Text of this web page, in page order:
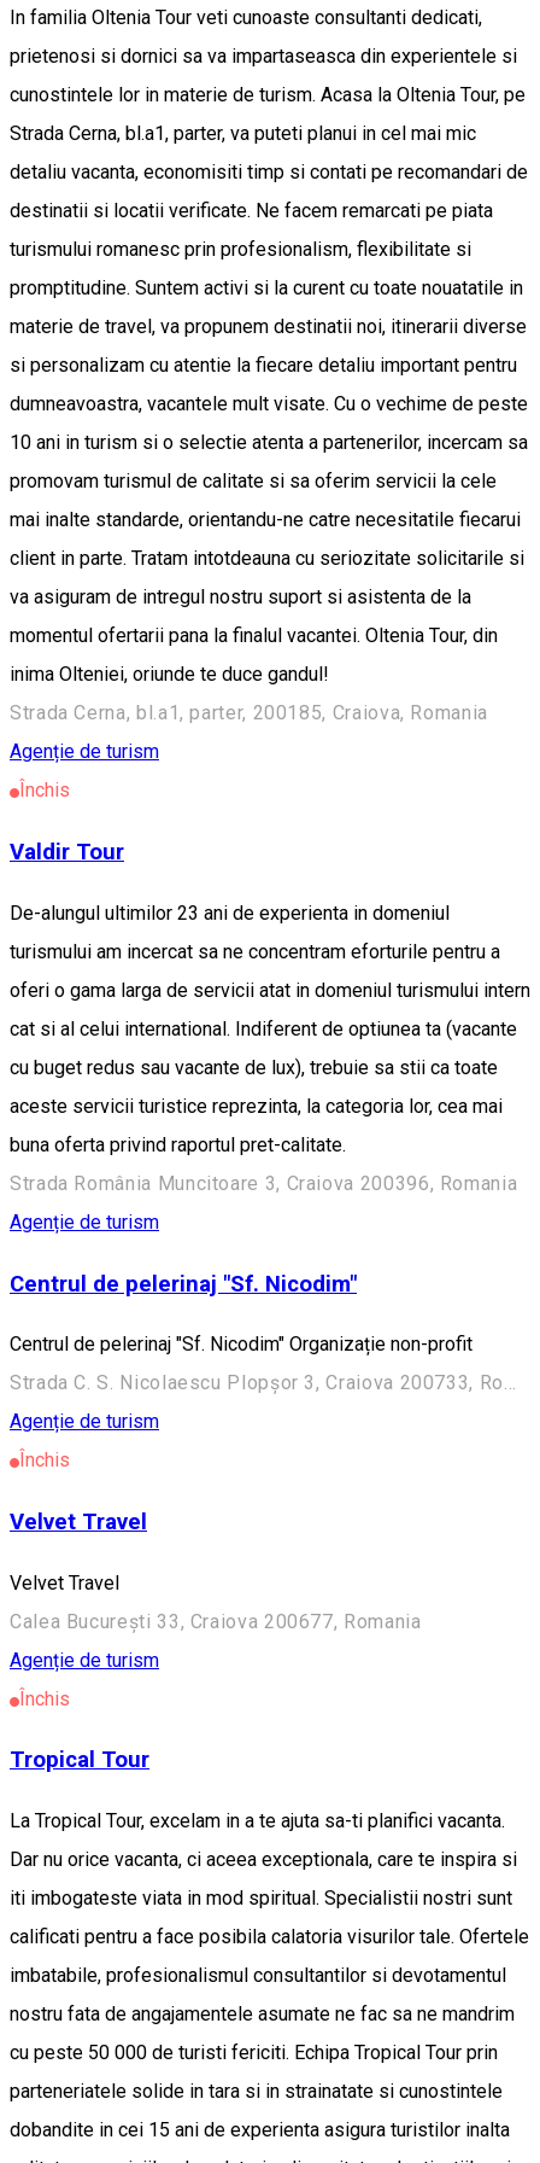
In familia Oltenia Tour veti cunoaste consultanti dedicati,
prietenosi si dornici sa va impartaseasca din experientele si
cunostintele lor in materie de turism. Acasa la Oltenia Tour, pe
Strada Cerna, bl.a1, parter, va puteti planui in cel mai mic
detaliu vacanta, economisiti timp si contati pe recomandari de
destinatii si locatii verificate. Ne facem remarcati pe piata
turismului romanesc prin profesionalism, flexibilitate si
promptitudine. Suntem activi si la curent cu toate nouatatile in
materie de travel, va propunem destinatii noi, itinerarii diverse
si personalizam cu atentie la fiecare detaliu important pentru
dumneavoastra, vacantele mult visate. Cu o vechime de peste
10 ani in turism si o selectie atenta a partenerilor, incercam sa
promovam turismul de calitate si sa oferim servicii la cele
mai inalte standarde, orientandu-ne catre necesitatile fiecarui
client in parte. Tratam intotdeauna cu seriozitate solicitarile si
va asiguram de intregul nostru suport si asistenta de la
momentul ofertarii pana la finalul vacantei. Oltenia Tour, din
inima Olteniei, oriunde te duce gandul!
Strada Cerna, bl.a1, parter, 200185, Craiova, Romania
Agenție de turism
Închis
Valdir Tour
De-alungul ultimilor 23 ani de experienta in domeniul
turismului am incercat sa ne concentram eforturile pentru a
oferi o gama larga de servicii atat in domeniul turismului intern
cat si al celui international. Indiferent de optiunea ta (vacante
cu buget redus sau vacante de lux), trebuie sa stii ca toate
aceste servicii turistice reprezinta, la categori­a lor, cea mai
buna oferta privind raportul pret-calitate.
Strada România Muncitoare 3, Craiova 200396, Romania
Agenție de turism
Centrul de pelerinaj "Sf. Nicodim"
Centrul de pelerinaj "Sf. Nicodim" Organizație non-profit
Strada C. S. Nicolaescu Plopșor 3, Craiova 200733, Romania
Agenție de turism
Închis
Velvet Travel
Velvet Travel
Calea București 33, Craiova 200677, Romania
Agenție de turism
Închis
Tropical Tour
La Tropical Tour, excelam in a te ajuta sa-ti planifici vacanta.
Dar nu orice vacanta, ci aceea exceptionala, care te inspira si
iti imbogateste viata in mod spiritual. Specialistii nostri sunt
calificati pentru a face posibila calatoria visurilor tale. Ofertele
imbatabile, profesionalismul consultantilor si devotamentul
nostru fata de angajamentele asumate ne fac sa ne mandrim
cu peste 50 000 de turisti fericiti. Echipa Tropical Tour prin
parteneriatele solide in tara si in strainatate si cunostintele
dobandite in cei 15 ani de experienta asigura turistilor inalta